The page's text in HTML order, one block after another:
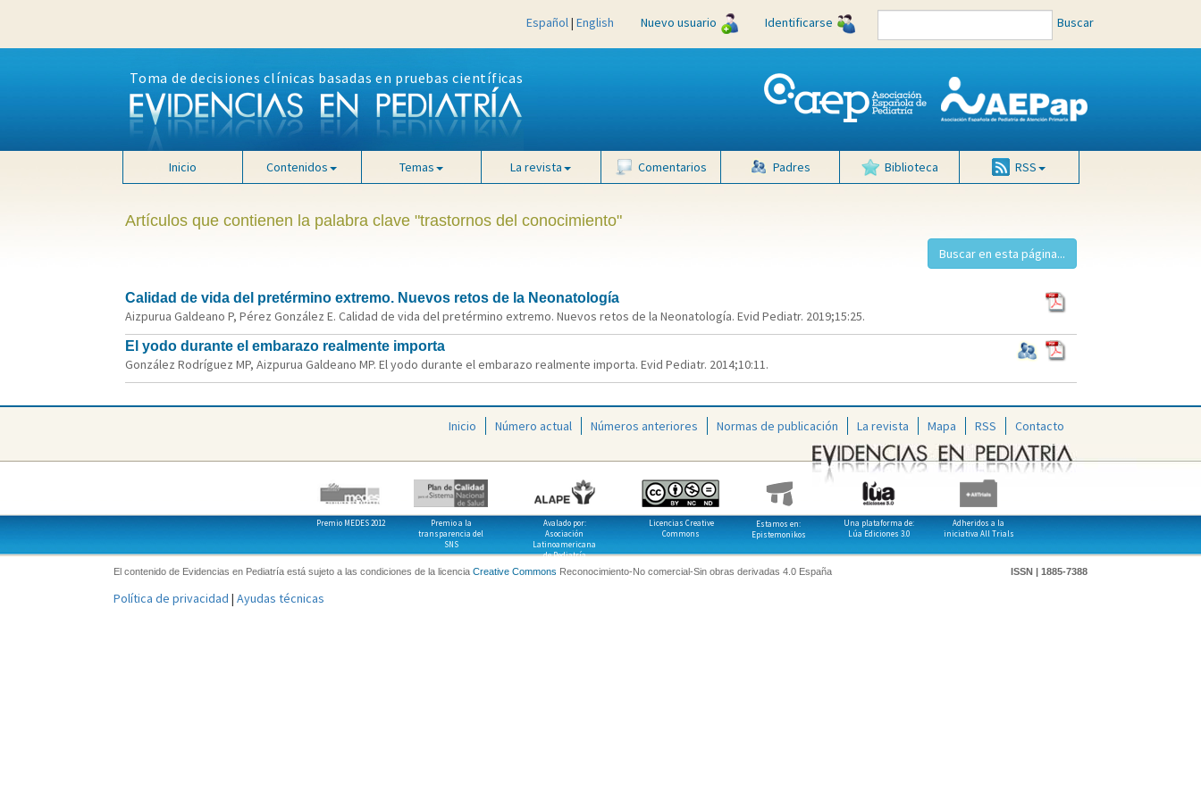
Español| English Nuevo usuario Identificarse Buscar
Toma de decisiones clínicas basadas en pruebas científicas
Inicio Contenidos Temas La revista Comentarios Padres Biblioteca RSS
Artículos que contienen la palabra clave "trastornos del conocimiento"
Calidad de vida del pretérmino extremo. Nuevos retos de la Neonatología
Aizpurua Galdeano P, Pérez González E. Calidad de vida del pretérmino extremo. Nuevos retos de la Neonatología. Evid Pediatr. 2019;15:25.
El yodo durante el embarazo realmente importa
González Rodríguez MP, Aizpurua Galdeano MP. El yodo durante el embarazo realmente importa. Evid Pediatr. 2014;10:11.
Inicio Número actual Números anteriores Normas de publicación La revista Mapa RSS Contacto
Premio MEDES 2012
Premio a la
transparencia del
SNS
Avalado por:
Asociación
Latinoamericana
de Pediatría
Licencias Creative
Commons
Estamos en:
Epistemonikos
Una plataforma de:
Lúa Ediciones 3.0
Adheridos a la
iniciativa All Trials
El contenido de Evidencias en Pediatría está sujeto a las condiciones de la licencia Creative Commons Reconocimiento-No comercial-Sin obras derivadas 4.0 España ISSN | 1885-7388
Política de privacidad | Ayudas técnicas